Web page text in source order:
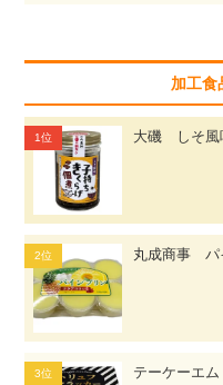
加工食
大磯 しそ風
丸成商事 パ
テーケーエ